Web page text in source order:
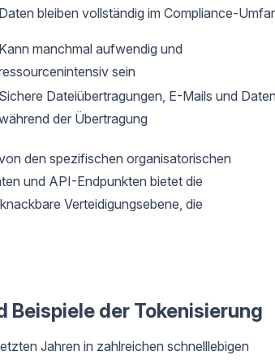
Daten bleiben vollständig im Compliance-
Kann manchmal aufwendig und
sein
Sichere Dateiübertragungen, E-Mails und
der Übertragung
den spezifischen organisatorischen
und API-Endpunkten bietet die
Verteidigungsebene, die
der Tokenisierung
Jahren in zahlreichen schnelllebigen